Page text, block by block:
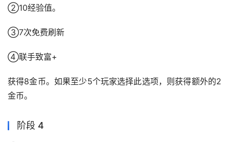
②10经验值。
③7次免费刷新
④联手致富+
获得8金币。如果至少5个玩家选择此选项，则获得额外的2
金币。
阶段 4